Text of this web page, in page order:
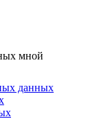
мной
данных